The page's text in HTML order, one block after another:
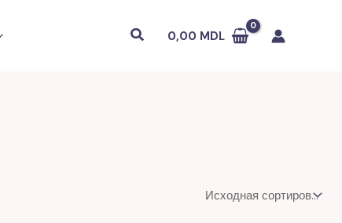
Поиск0,00 MDL